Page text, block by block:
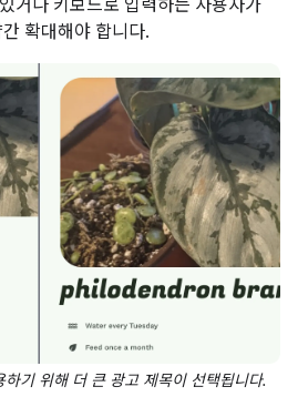
거나 키보드로 입력하는 사용자가
확대해야 합니다.
기 위해 더 큰 광고 제목이 선택됩니다.